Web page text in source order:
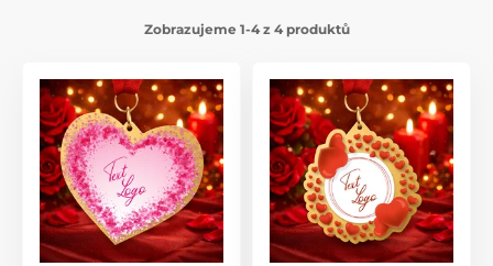
Zobrazujeme 1-4 z 4 produktů